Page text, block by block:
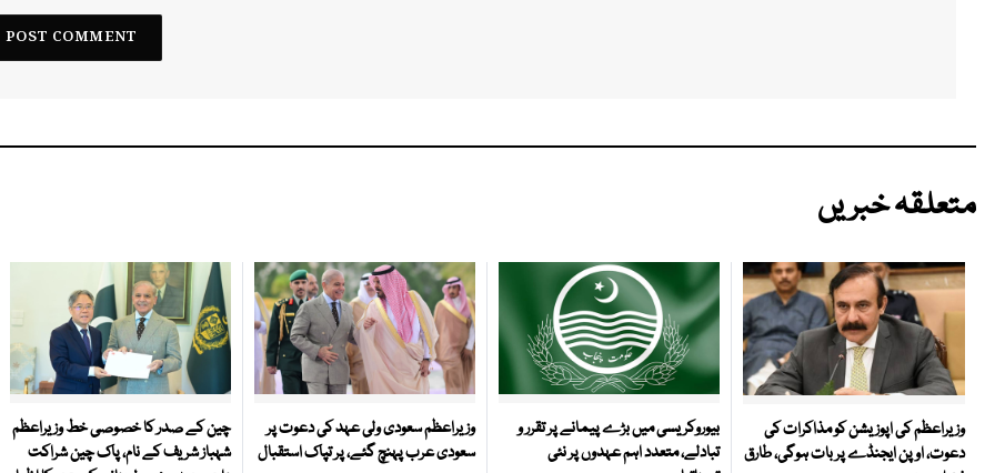
متعلقہ خبریں
وزیراعظم کی اپوزیشن کو مذاکرات کی
دعوت، اوپن ایجنڈے پر بات ہوگی، طارق
بیوروکریسی میں بڑے پیمانے پر تقرر و
تبادلے، متعدد اہم عہدوں پر نئی
وزیراعظم سعودی ولی عہد کی دعوت پر
سعودی عرب پہنچ گئے، پر تپاک استقبال
چین کے صدر کا خصوصی خط وزیراعظم
شہباز شریف کے نام، پاک چین شراکت